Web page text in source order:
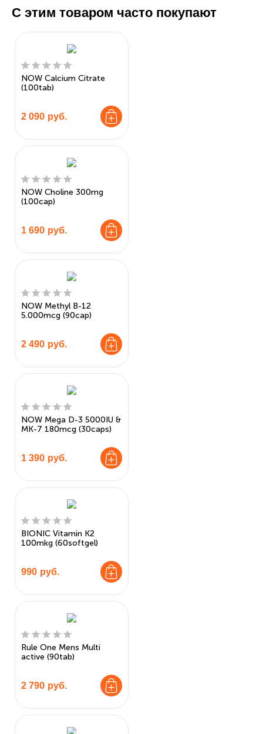
С этим товаром часто покупают
NOW Calcium Citrate
(100tab)
2 090 руб.
NOW Choline 300mg
(100cap)
1 690 руб.
NOW Methyl B-12
5.000mcg (90cap)
2 490 руб.
NOW Mega D-3 5000IU &
MK-7 180mcg (30caps)
1 390 руб.
BIONIC Vitamin K2
100mkg (60softgel)
990 руб.
Rule One Mens Multi
active (90tab)
2 790 руб.